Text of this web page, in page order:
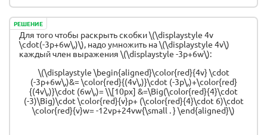
РЕШЕНИЕ
Для того чтобы раскрыть скобки\(\displaystyle 4v
\cdot(-3p+6w\,)\), надо умножить на \(\displaystyle 4v\)
каждый член выражения \(\displaystyle -3p+6w\):
\(\displaystyle \begin{aligned}\color{red}{4v} \cdot
(-3p+6w\,)&= \color{red}{(4v\,)}\cdot (-3p\,)+\color{red}
{(4v\,)}\cdot (6w\,)= \\[10px] &=\Big(\color{red}{4}\cdot
(-3)\Big)\cdot \color{red}{v}p+ (\color{red}{4}\cdot 6)\cdot
\color{red}{v}w= -12vp+24vw{\small . } \end{aligned}\)